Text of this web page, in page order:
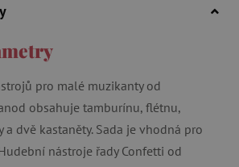
pro malé muzikanty od
obsahuje tamburínu, flétnu,
dvě kastaněty. Sada je vhodná pro
nástroje řady Confetti od